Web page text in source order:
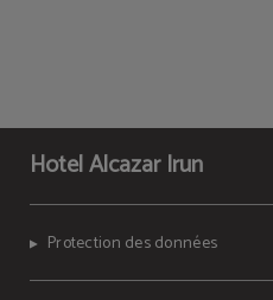
Hotel Alcazar Irun
Protection des données